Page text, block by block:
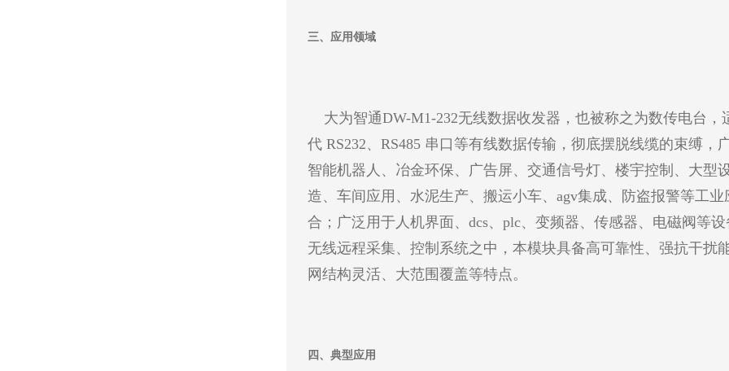
三、应用领域
大为智通DW-M1-232无线数据收发器，也被称之为数传电台，
代 RS232、RS485 串口等有线数据传输，彻底摆脱线缆的束缚，
智能机器人、冶金环保、广告屏、交通信号灯、楼宇控制、大型
造、车间应用、水泥生产、搬运小车、agv集成、防盗报警等工业
合；广泛用于人机界面、dcs、plc、变频器、传感器、电磁阀等
无线远程采集、控制系统之中，本模块具备高可靠性、强抗干扰
网结构灵活、大范围覆盖等特点。
四、典型应用